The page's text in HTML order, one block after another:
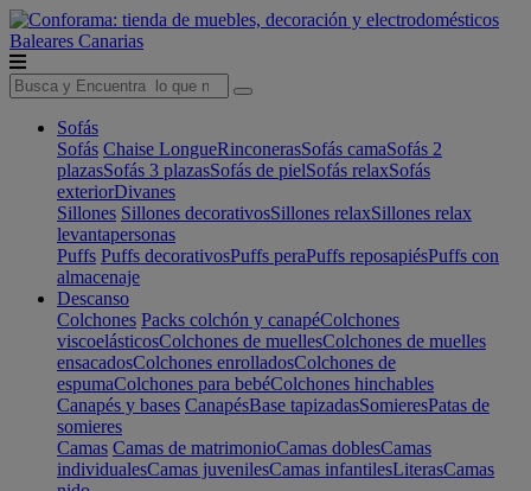
Baleares Canarias
Sofás
Sofás Chaise LongueRinconerasSofás camaSofás 2
plazasSofás 3 plazasSofás de pielSofás relaxSofás
exteriorDivanes
Sillones Sillones decorativosSillones relaxSillones relax
levantapersonas
Puffs Puffs decorativosPuffs peraPuffs reposapiésPuffs con
almacenaje
Descanso
Colchones Packs colchón y canapéColchones
viscoelásticosColchones de muellesColchones de muelles
ensacadosColchones enrolladosColchones de
espumaColchones para bebéColchones hinchables
Canapés y bases CanapésBase tapizadasSomieresPatas de
somieres
Camas Camas de matrimonioCamas doblesCamas
individualesCamas juvenilesCamas infantilesLiterasCamas